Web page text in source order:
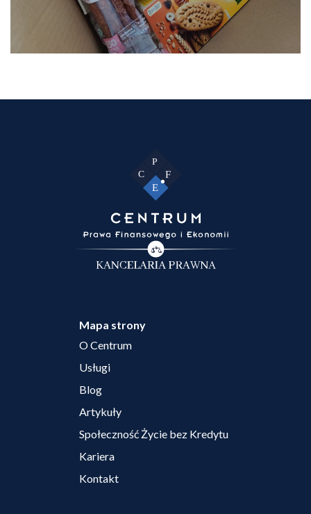
Mapa strony
O Centrum
Usługi
Blog
Artykuły
Społeczność Życie bez Kredytu
Kariera
Kontakt